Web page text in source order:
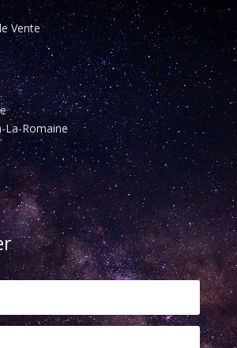
Vente
La-Romaine